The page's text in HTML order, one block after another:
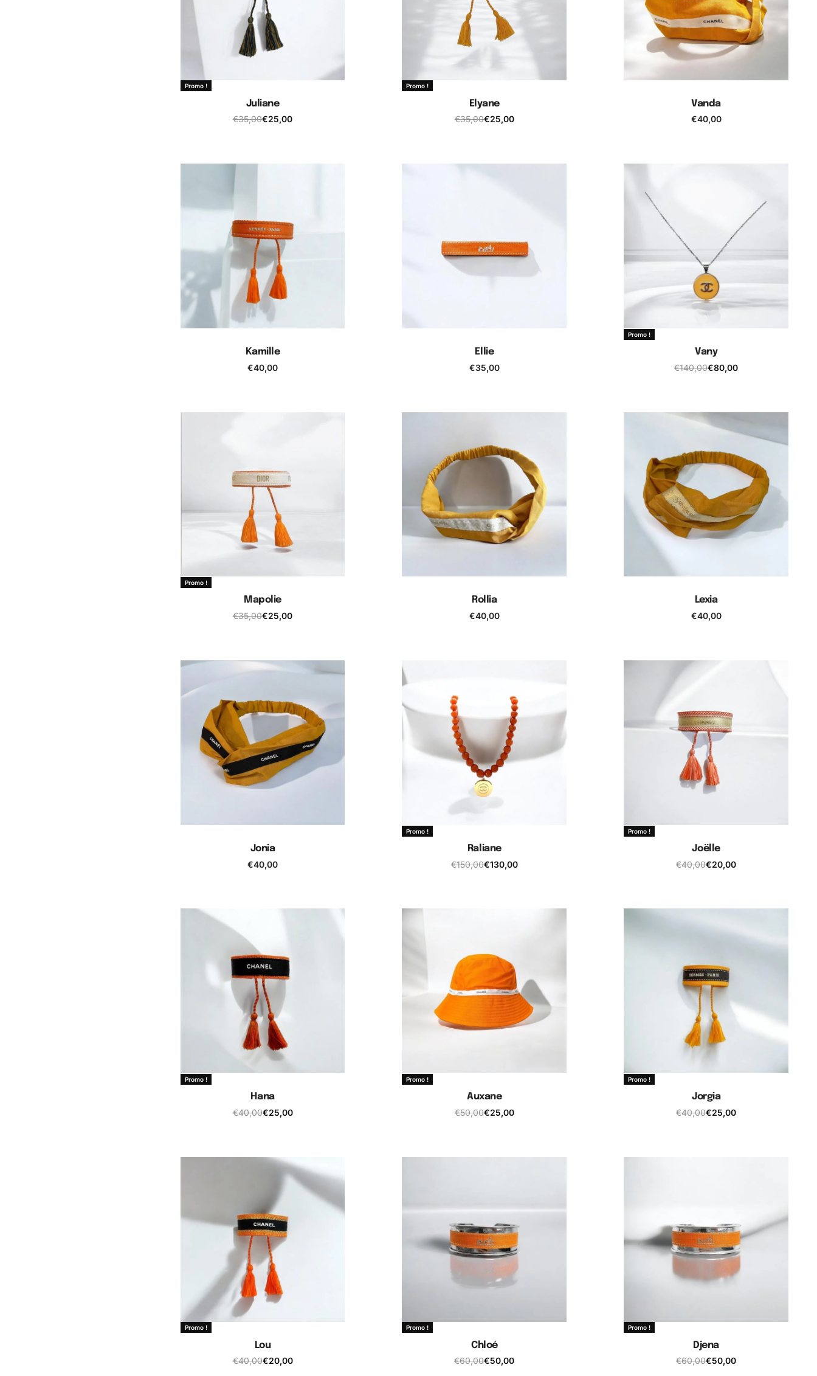
Promo !
Juliane
€35,00€25,00
Promo !
Elyane
€35,00€25,00
Vanda
€40,00
Kamille
€40,00
Ellie
€35,00
Promo !
Vany
€140,00€80,00
Promo !
Mapolie
€35,00€25,00
Rollia
€40,00
Lexia
€40,00
Jonia
€40,00
Promo !
Raliane
€150,00€130,00
Promo !
Joëlle
€40,00€20,00
Promo !
Hana
€40,00€25,00
Promo !
Auxane
€50,00€25,00
Promo !
Jorgia
€40,00€25,00
Promo !
Lou
€40,00€20,00
Promo !
Chloé
€60,00€50,00
Promo !
Djena
€60,00€50,00